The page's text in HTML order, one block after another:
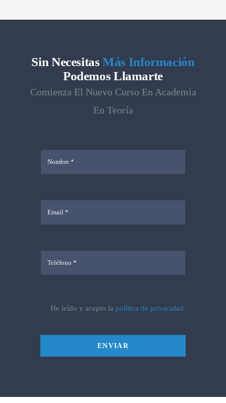
Sin NecesitasMás Información
Podemos Llamarte
Comienza El Nuevo Curso En Academia
En Teoría
He leído y acepto lapolítica de privacidad
ENVIAR